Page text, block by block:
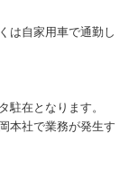
は自家用車で通勤し
駐在となります。
本社で業務が発生す